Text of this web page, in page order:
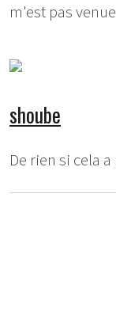
m'est pas
shoube
De rien si cela